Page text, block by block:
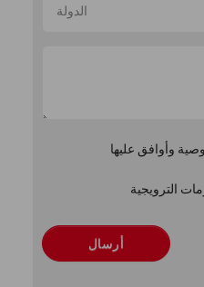
الدولة
وأوافق عليها
الترويجية
أرسال